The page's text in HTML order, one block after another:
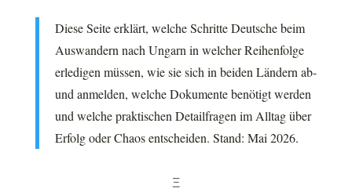
Diese Seite erklärt, welche Schritte Deutsche beim
Auswandern nach Ungarn in welcher Reihenfolge
erledigen müssen, wie sie sich in beiden Ländern ab-
und anmelden, welche Dokumente benötigt werden
und welche praktischen Detailfragen im Alltag über
Erfolg oder Chaos entscheiden. Stand: Mai 2026.
Ξ